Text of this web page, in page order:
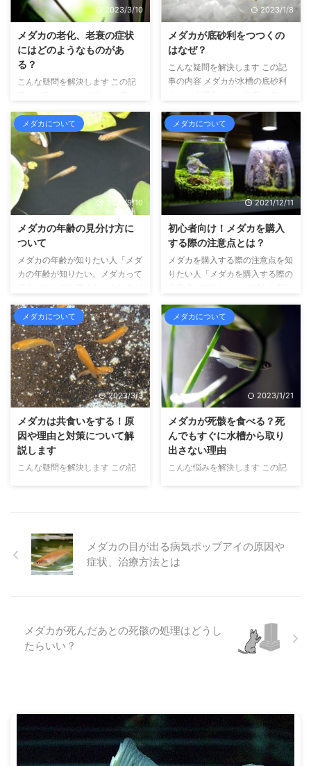
2023/3/10
メダカの老化、老衰の症状
にはどのようなものがあ
る？
こんな疑問を解決します この記
症状について書いています こん
にちは、せいじです。 メダカや
金魚、ウーパールーパーといっ
た、水の中で生活する生き物を中
心に飼育しています。 さて、生
き物すべてはいずれ老化して死を
むかえますよね。それはメダカも
例外ではなく、年齢を重ねるごと
に衰えて、やがて死んでいくこと
になります。 身体の小さなメダ
カは、生まれてから寿命をむかえ
るまでの時間が短く、早ければ
1〜2年、長くても5年で死んでし
死んでいくわけですから、飼育者
冥 ...
2023/1/8
メダカが底砂利をつつくの
はなぜ？
こんな疑問を解決します この記
事の内容 メダカが水槽の底砂利
ダカや金魚、ウーパールーパーと
いった、水の中で生活する生き物
を中心に飼育しています。 さ
て、水槽で飼育するメダカをなが
めていると、底砂利をつつく姿を
よく目にすると思います。 どう
して、メダカは底砂利をつつくの
をさがしているからなんですね。
とはいえ、餌が足りないか、とい
うとそうではありません。 メダ
カは餌が十分に足りていても、砂
...
メダカについて
2021/9/10
メダカの年齢の見分け方に
ついて
メダカの年齢が知りたい人「メダ
カの年齢が知りたい。メダカって
要だと思うんだけれど、知る方法
があるのかな？何歳なのか、どう
やって見分けたらいいの？」 こ
んな疑問を解決します この記事
の内容 メダカの年齢の見分け方
や、年齢に関することについて書
いています こんにちは、せいじ
ルーパーといった、主に水の中で
生活する生き物を中心に飼育して
います。 さて、今回はメダカの
年齢についてです。 メダカの寿
メダカについて
2021/12/11
初心者向け！メダカを購入
する際の注意点とは？
メダカを購入する際の注意点を知
りたい人「メダカを購入する際の
ど、どんなところに注意して購入
したらいいかな？チェックポイン
トを知りたいな」 こんな疑問を
解決します この記事の内容 メダ
カを購入する際の注意点について
書いています こんにちは、せい
じです。 メダカや金魚、ウーパ
活する生き物を中心に飼育してい
ます。 さて、メダカを新しく手
に入れるためには、基本的にはお
店で購入する必要があります。
メダカについて
2023/3/3
メダカは共食いをする！原
因や理由と対策について解
説します
こんな疑問を解決します この記
ーパーといった水の中で生活する
生き物を主に飼育しています。
さて、メダカは共食いをするのを
ご存知でしょうか？メダカ同士で
外として、死んだメダカを食べて
しまうことはありますが、生きた
メダカについて
2023/1/21
メダカが死骸を食べる？死
んでもすぐに水槽から取り
出さない理由
こんな悩みを解決します この記
パールーパーといった、水の中で
生活する生き物を中心に飼育して
ょうか。 ペットとしてかわいが
ってきた存在ですから、死んでし
メダカの目が出る病気ポップアイの原因や
症状、治療方法とは
メダカが死んだあとの死骸の処理はどうし
たらいい？